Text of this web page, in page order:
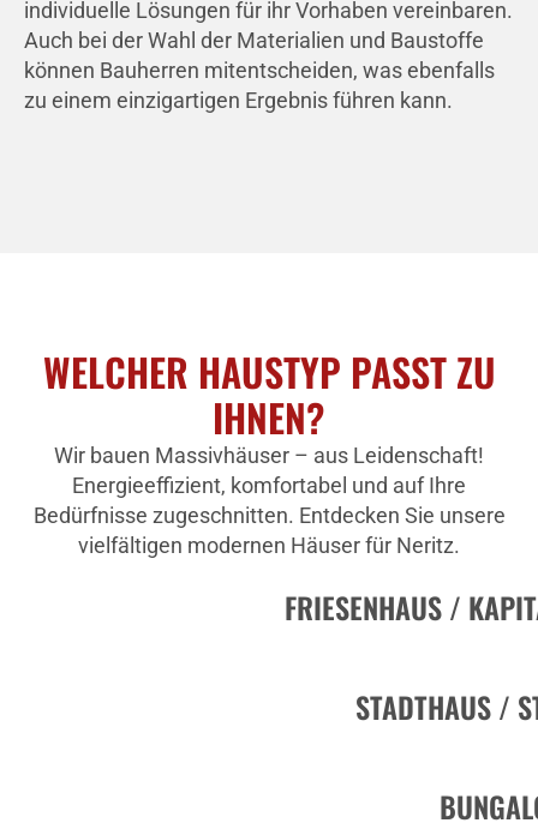
individuelle Lösungen für ihr Vorhaben vereinbaren.
Auch bei der Wahl der Materialien und Baustoffe
können Bauherren mitentscheiden, was ebenfalls
zu einem einzigartigen Ergebnis führen kann.
WELCHER HAUSTYP PASST ZU
IHNEN?
Wir bauen Massivhäuser – aus Leidenschaft!
Energieeffizient, komfortabel und auf Ihre
Bedürfnisse zugeschnitten. Entdecken Sie unsere
vielfältigen modernen Häuser für Neritz.
FRIESENHAUS /
STADTHAUS /